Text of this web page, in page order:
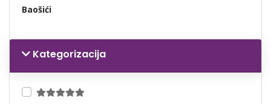
Baošići
Kategorizacija